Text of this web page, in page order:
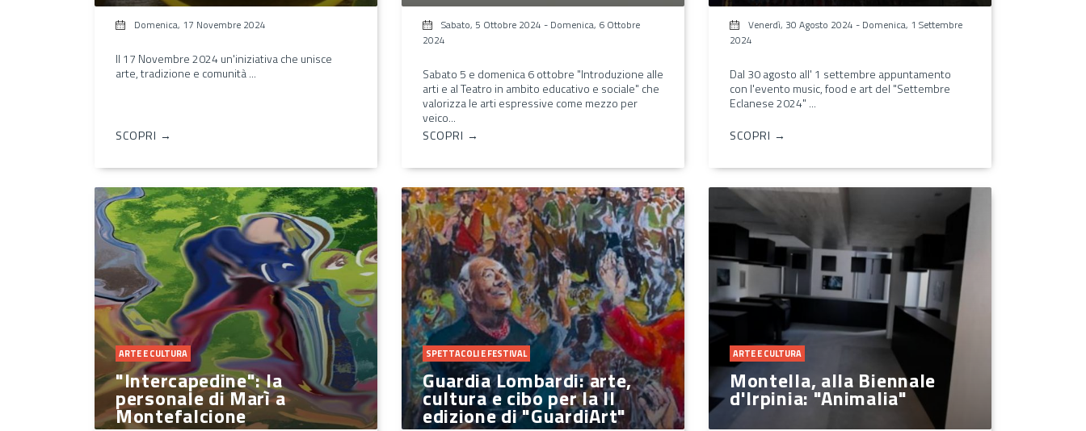
Domenica, 17 Novembre 2024
Il 17 Novembre 2024 un'iniziativa che unisce
arte, tradizione e comunità ...
SCOPRI →
Sabato, 5 Ottobre 2024 - Domenica, 6 Ottobre
2024
Sabato 5 e domenica 6 ottobre "Introduzione alle
arti e al Teatro in ambito educativo e sociale" che
valorizza le arti espressive come mezzo per
veico...
SCOPRI →
Venerdì, 30 Agosto 2024 - Domenica, 1 Settembre
2024
Dal 30 agosto all' 1 settembre appuntamento
con l'evento music, food e art del "Settembre
Eclanese 2024" ...
SCOPRI →
ARTE E CULTURA
"Intercapedine": la
personale di Marì a
Montefalcione
SPETTACOLI E FESTIVAL
Guardia Lombardi: arte,
cultura e cibo per la II
edizione di "GuardiArt"
ARTE E CULTURA
Montella, alla Biennale
d'Irpinia: "Animalia"